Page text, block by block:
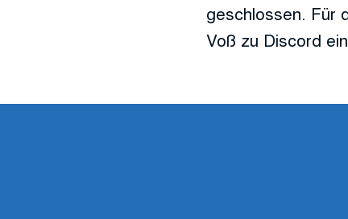
geschlossen. Für
Voß zu Discord